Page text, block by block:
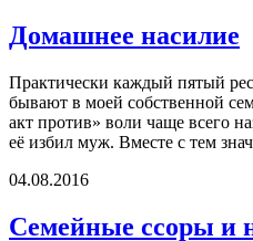
Домашнее насилие
Практически каждый пятый
бывают в моей собственной
акт против» воли чаще всего
её избил муж. Вместе с тем
04.08.2016
Семейные ссоры и